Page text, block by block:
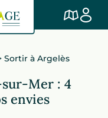
Sortir à Argelès
sur-Mer : 4
envies